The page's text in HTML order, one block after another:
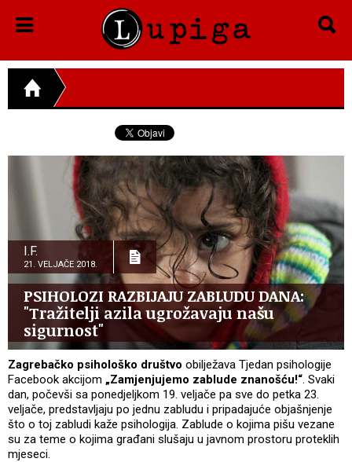
I.F.
21. VELJAČE 2018.
PSIHOLOZI RAZBIJAJU ZABLUDU DANA:
"Tražitelji azila ugrožavaju našu
sigurnost"
Zagrebačko psihološko društvo obilježava Tjedan psihologije
Facebook akcijom „Zamjenjujemo zablude znanošću!“. Svaki
dan, počevši sa ponedjeljkom 19. veljače pa sve do petka 23.
veljače, predstavljaju po jednu zabludu i pripadajuće objašnjenje
što o toj zabludi kaže psihologija. Zablude o kojima pišu vezane
su za teme o kojima građani slušaju u javnom prostoru proteklih
mjeseci.